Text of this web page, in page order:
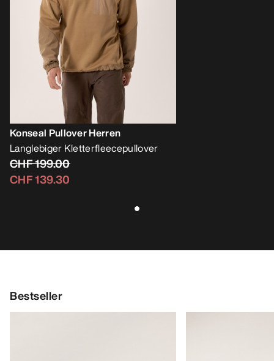
Konseal Pullover Herren
Langlebiger Kletterfleecepullover
CHF 199.00
CHF 139.30
Bestseller